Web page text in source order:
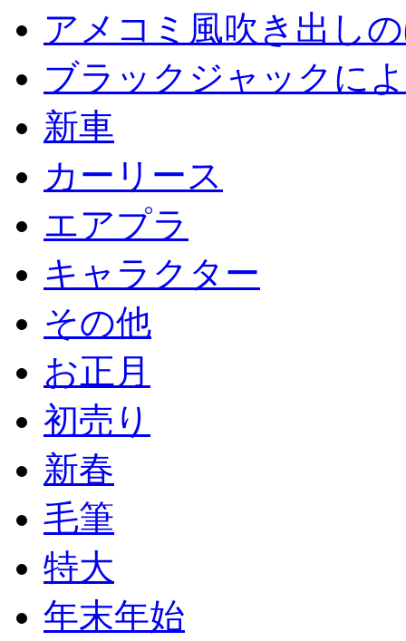
アメコミ風吹き出し
ブラックジャックに
新車
カーリース
エアプラ
キャラクター
その他
お正月
初売り
新春
毛筆
特大
年末年始